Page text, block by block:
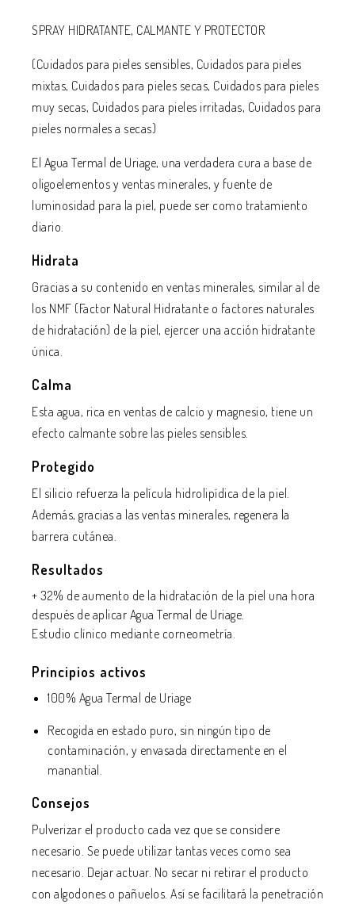
SPRAY HIDRATANTE, CALMANTE Y PROTECTOR
(Cuidados para pieles sensibles, Cuidados para pieles
mixtas, Cuidados para pieles secas, Cuidados para pieles
muy secas, Cuidados para pieles irritadas, Cuidados para
pieles normales a secas)
El Agua Termal de Uriage, una verdadera cura a base de
oligoelementos y ventas minerales, y fuente de
luminosidad para la piel, puede ser como tratamiento
diario.
Hidrata
Gracias a su contenido en ventas minerales, similar al de
los NMF (Factor Natural Hidratante o factores naturales
de hidratación) de la piel, ejercer una acción hidratante
única.
Calma
Esta agua, rica en ventas de calcio y magnesio, tiene un
efecto calmante sobre las pieles sensibles.
Protegido
El silicio refuerza la película hidrolipídica de la piel.
Además, gracias a las ventas minerales, regenera la
barrera cutánea.
Resultados
+ 32% de aumento de la hidratación de la piel una hora
después de aplicar Agua Termal de Uriage.
Estudio clínico mediante corneometría.
Principios activos
100% Agua Termal de Uriage
Recogida en estado puro, sin ningún tipo de
contaminación, y envasada directamente en el
manantial.
Consejos
Pulverizar el producto cada vez que se considere
necesario. Se puede utilizar tantas veces como sea
necesario. Dejar actuar. No secar ni retirar el producto
con algodones o pañuelos. Así se facilitará la penetración